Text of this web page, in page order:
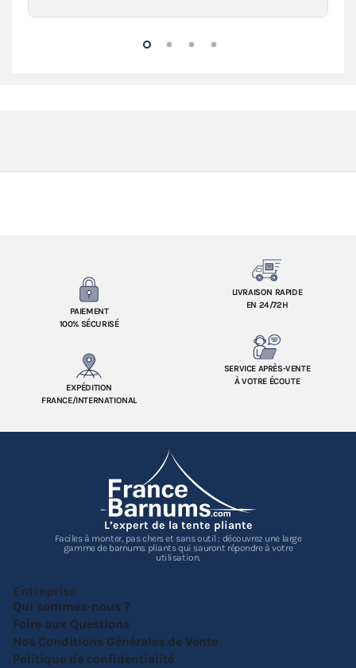
PAIEMENT
100% SÉCURISÉ
LIVRAISON RAPIDE
EN 24/72H
EXPÉDITION
FRANCE/INTERNATIONAL
SERVICE APRÈS-VENTE
À VOTRE ÉCOUTE
L’expert de la tente pliante
Faciles à monter, pas chers et sans outil : découvrez une large
gamme de barnums pliants qui sauront répondre à votre
utilisation.
Entreprise
Qui sommes-nous ?
Foire aux Questions
Nos Conditions Générales de Vente
Politique de confidentialité